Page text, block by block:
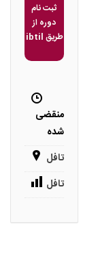
ثبت نام
دوره از
طریق ibtil
منقضی
شده
تافل
تافل